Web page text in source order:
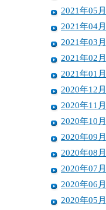
2021年05月
2021年04月
2021年03月
2021年02月
2021年01月
2020年12月
2020年11月
2020年10月
2020年09月
2020年08月
2020年07月
2020年06月
2020年05月